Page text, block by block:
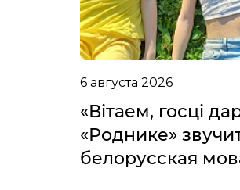
6 августа 2026
«Вітаем, госці
«Роднике»
белорусская